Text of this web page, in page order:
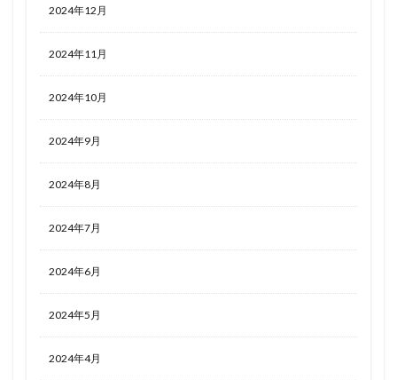
2024年12月
2024年11月
2024年10月
2024年9月
2024年8月
2024年7月
2024年6月
2024年5月
2024年4月